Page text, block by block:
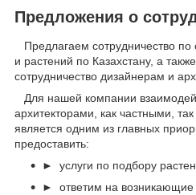
Предложения о
Предлагаем сотрудничество
и растений по Казахстану, а
сотрудничество дизайнерам и
Для нашей компании
архитекторами, как частными,
является одним из главных
предоставить:
► услуги по подбору
► ответим на возникающие